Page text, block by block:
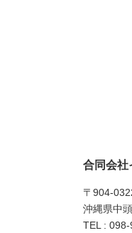
合同会社
〒904-
沖縄県中
TEL :